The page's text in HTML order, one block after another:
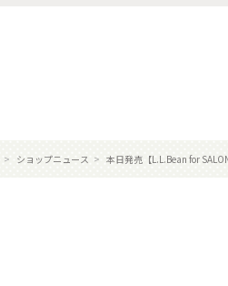
ショップニュース 本日発売【L.L.Bean for SALON